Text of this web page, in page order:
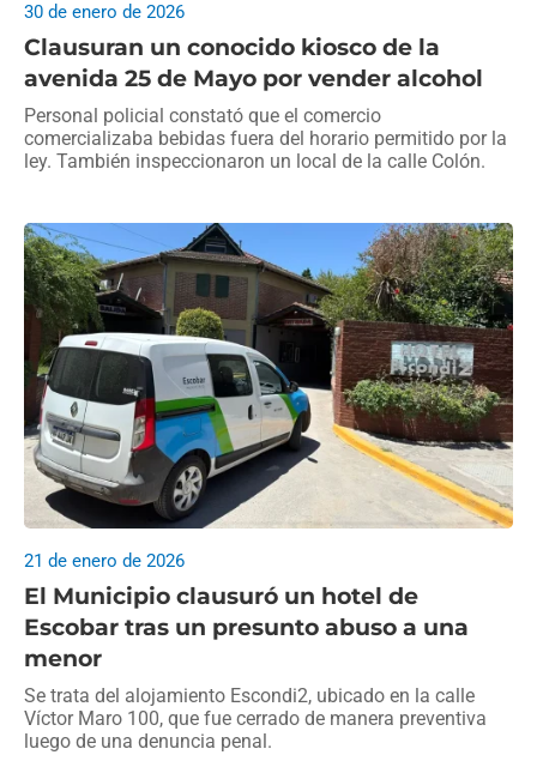
Clausuran un conocido kiosco de la
avenida 25 de Mayo por vender alcohol
30 de enero de 2026
Personal policial constató que el comercio
comercializaba bebidas fuera del horario permitido por la
ley. También inspeccionaron un local de la calle Colón.
El Municipio clausuró un hotel de
Escobar tras un presunto abuso a una
menor
21 de enero de 2026
Se trata del alojamiento Escondi2, ubicado en la calle
Víctor Maro 100, que fue cerrado de manera preventiva
luego de una denuncia penal.